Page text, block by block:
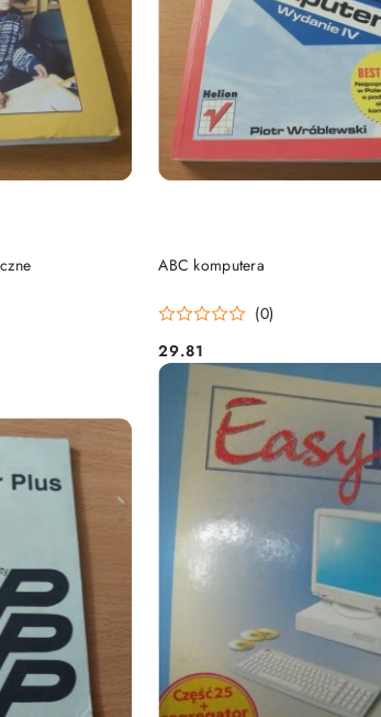
ABC komputera
(0)
Cena:
29.81